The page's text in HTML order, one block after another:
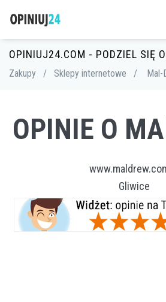
OPINIUJ24.COM - PODZIEL SIĘ
Zakupy / Sklepy internetowe / Mal-
OPINIE O
Gliwice